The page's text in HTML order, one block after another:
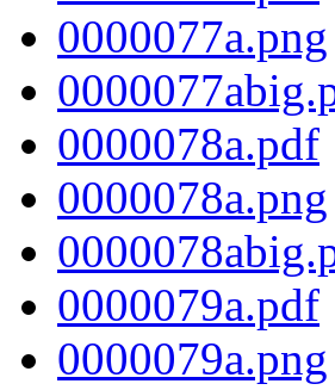
0000077a.png
0000078a.pdf
0000078a.png
0000079a.pdf
0000079a.png